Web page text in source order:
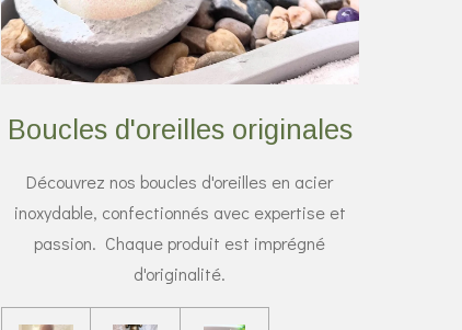
Boucles d'oreilles originales
Découvrez nos boucles d'oreilles en acier
inoxydable, confectionnés avec expertise et
passion. Chaque produit est imprégné
d'originalité.